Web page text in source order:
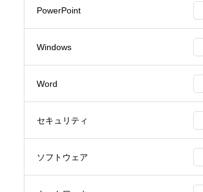
PowerPoint
Windows
Word
セキュリティ
ソフトウェア